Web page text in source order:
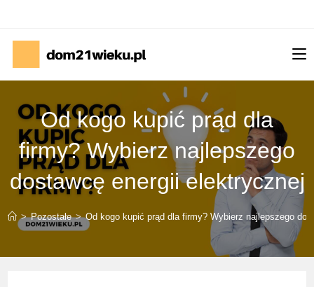
content
Od kogo kupić prąd dla
firmy? Wybierz najlepszego
dostawcę energii elektrycznej
> Pozostałe > Od kogo kupić prąd dla firmy? Wybierz najlepszego